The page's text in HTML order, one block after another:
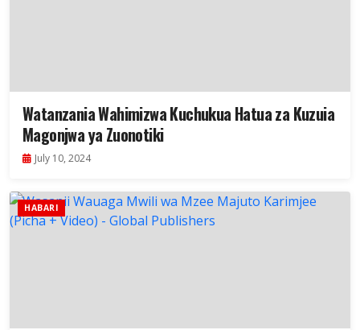
Watanzania Wahimizwa Kuchukua Hatua za Kuzuia
Magonjwa ya Zuonotiki
July 10, 2024
HABARI